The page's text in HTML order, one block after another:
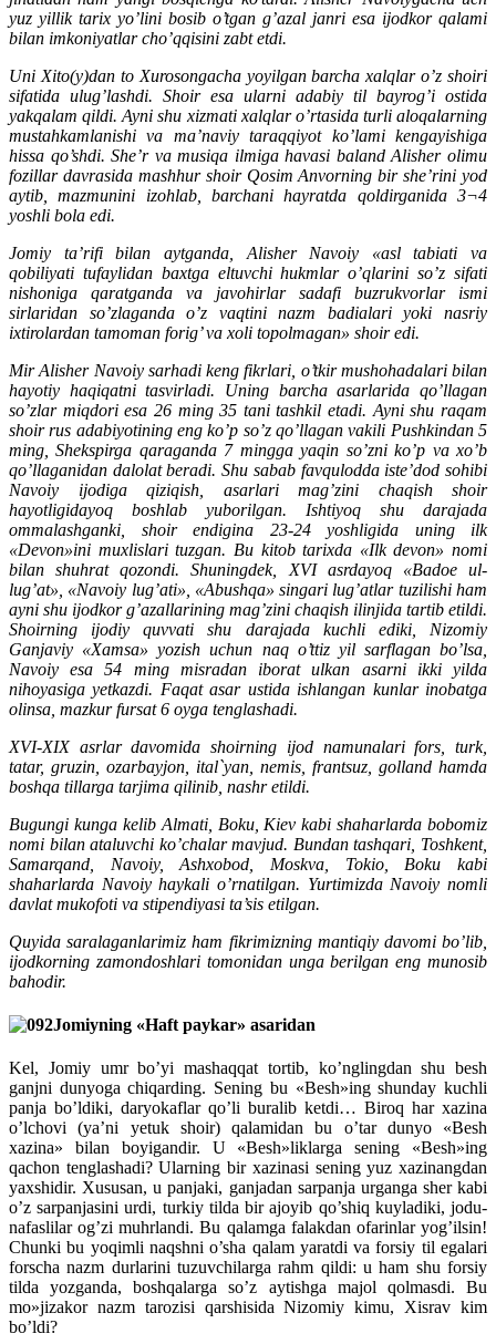
yuz yillik tarix yo’lini bosib o’tgan g’azal janri esa ijodkor qalami
bilan imkoniyatlar cho’qqisini zabt etdi.
Uni Xito(y)dan to Xurosongacha yoyilgan barcha xalqlar o’z shoiri
sifatida ulug’lashdi. Shoir esa ularni adabiy til bayrog’i ostida
yakqalam qildi. Ayni shu xizmati xalqlar o’rtasida turli aloqalarning
mustahkamlanishi va ma’naviy taraqqiyot ko’lami kengayishiga
hissa qo’shdi. She’r va musiqa ilmiga havasi baland Alisher olimu
fozillar davrasida mashhur shoir Qosim Anvorning bir she’rini yod
aytib, mazmunini izohlab, barchani hayratda qoldirganida 3¬4
yoshli bola edi.
Jomiy ta’rifi bilan aytganda, Alisher Navoiy «asl tabiati va
qobiliyati tufaylidan baxtga eltuvchi hukmlar o’qlarini so’z sifati
nishoniga qaratganda va javohirlar sadafi buzrukvorlar ismi
sirlaridan so’zlaganda o’z vaqtini nazm badialari yoki nasriy
ixtirolardan tamoman forig’ va xoli topolmagan» shoir edi.
Mir Alisher Navoiy sarhadi keng fikrlari, o’tkir mushohadalari bilan
hayotiy haqiqatni tasvirladi. Uning barcha asarlarida qo’llagan
so’zlar miqdori esa 26 ming 35 tani tashkil etadi. Ayni shu raqam
shoir rus adabiyotining eng ko’p so’z qo’llagan vakili Pushkindan 5
ming, Shekspirga qaraganda 7 mingga yaqin so’zni ko’p va xo’b
qo’llaganidan dalolat beradi. Shu sabab favqulodda iste’dod sohibi
Navoiy ijodiga qiziqish, asarlari mag’zini chaqish shoir
hayotligidayoq boshlab yuborilgan. Ishtiyoq shu darajada
ommalashganki, shoir endigina 23-24 yoshligida uning ilk
«Devon»ini muxlislari tuzgan. Bu kitob tarixda «Ilk devon» nomi
bilan shuhrat qozondi. Shuningdek, XVI asrdayoq «Badoe ul-
lug’at», «Navoiy lug’ati», «Abushqa» singari lug’atlar tuzilishi ham
ayni shu ijodkor g’azallarining mag’zini chaqish ilinjida tartib etildi.
Shoirning ijodiy quvvati shu darajada kuchli ediki, Nizomiy
Ganjaviy «Xamsa» yozish uchun naq o’ttiz yil sarflagan bo’lsa,
Navoiy esa 54 ming misradan iborat ulkan asarni ikki yilda
nihoyasiga yetkazdi. Faqat asar ustida ishlangan kunlar inobatga
olinsa, mazkur fursat 6 oyga tenglashadi.
XVI-XIX asrlar davomida shoirning ijod namunalari fors, turk,
tatar, gruzin, ozarbayjon, ital`yan, nemis, frantsuz, golland hamda
boshqa tillarga tarjima qilinib, nashr etildi.
Bugungi kunga kelib Almati, Boku, Kiev kabi shaharlarda bobomiz
nomi bilan ataluvchi ko’chalar mavjud. Bundan tashqari, Toshkent,
Samarqand, Navoiy, Ashxobod, Moskva, Tokio, Boku kabi
shaharlarda Navoiy haykali o’rnatilgan. Yurtimizda Navoiy nomli
davlat mukofoti va stipendiyasi ta’sis etilgan.
Quyida saralaganlarimiz ham fikrimizning mantiqiy davomi bo’lib,
ijodkorning zamondoshlari tomonidan unga berilgan eng munosib
bahodir.
Jomiyning «Haft paykar» asaridan
Kel, Jomiy umr bo’yi mashaqqat tortib, ko’nglingdan shu besh
ganjni dunyoga chiqarding. Sening bu «Besh»ing shunday kuchli
panja bo’ldiki, daryokaflar qo’li buralib ketdi… Biroq har xazina
o’lchovi (ya’ni yetuk shoir) qalamidan bu o’tar dunyo «Besh
xazina» bilan boyigandir. U «Besh»liklarga sening «Besh»ing
qachon tenglashadi? Ularning bir xazinasi sening yuz xazinangdan
yaxshidir. Xususan, u panjaki, ganjadan sarpanja urganga sher kabi
o’z sarpanjasini urdi, turkiy tilda bir ajoyib qo’shiq kuyladiki, jodu-
nafaslilar og’zi muhrlandi. Bu qalamga falakdan ofarinlar yog’ilsin!
Chunki bu yoqimli naqshni o’sha qalam yaratdi va forsiy til egalari
forscha nazm durlarini tuzuvchilarga rahm qildi: u ham shu forsiy
tilda yozganda, boshqalarga so’z aytishga majol qolmasdi. Bu
mo»jizakor nazm tarozisi qarshisida Nizomiy kimu, Xisrav kim
bo’ldi?